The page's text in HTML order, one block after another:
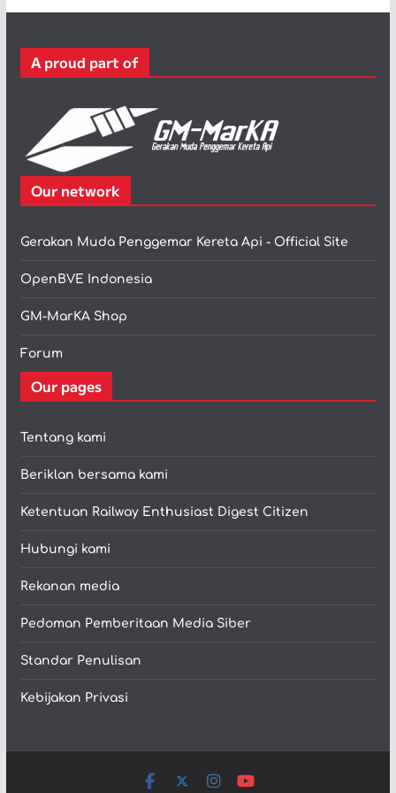
r
A proud part of
Our network
Gerakan Muda Penggemar Kereta Api - Official Site
OpenBVE Indonesia
GM-MarKA Shop
Forum
Our pages
Tentang kami
Beriklan bersama kami
Ketentuan Railway Enthusiast Digest Citizen
Hubungi kami
Rekanan media
Pedoman Pemberitaan Media Siber
Standar Penulisan
Kebijakan Privasi